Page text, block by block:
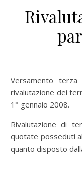
Versamento terza rata dell’imposta sostitutiva per la
rivalutazione dei
1° gennaio 2008.
Rivalutazione di
quotate posseduti
quanto disposto